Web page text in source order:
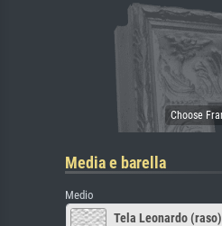
Media e barella
Medio
Tela Leonardo (raso)